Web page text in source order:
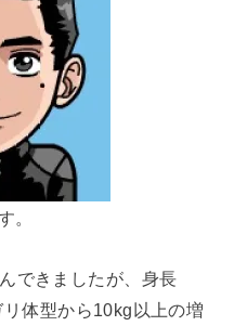
。
できましたが、身長
体型から10kg以上の増